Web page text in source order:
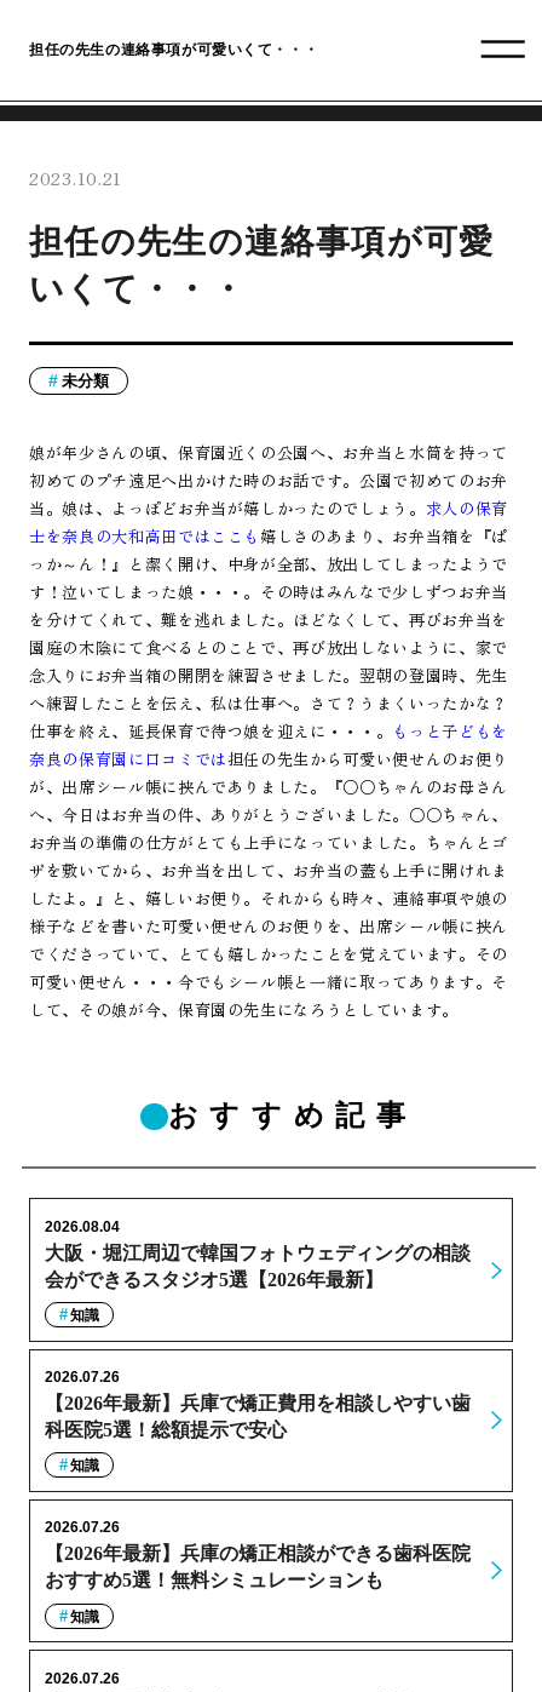
担任の先生の連絡事項が可愛いくて・・・
2023.10.21
担任の先生の連絡事項が可愛
いくて・・・
未分類
娘が年少さんの頃、保育園近くの公園へ、お弁当と水筒を持って
初めてのプチ遠足へ出かけた時のお話です。公園で初めてのお弁
当。娘は、よっぽどお弁当が嬉しかったのでしょう。 求人の保育
士を奈良の大和高田ではここも 嬉しさのあまり、お弁当箱を『ぱ
っか～ん！』と潔く開け、中身が全部、放出してしまったようで
す！泣いてしまった娘・・・。その時はみんなで少しずつお弁当
を分けてくれて、難を逃れました。ほどなくして、再びお弁当を
園庭の木陰にて食べるとのことで、再び放出しないように、家で
念入りにお弁当箱の開閉を練習させました。翌朝の登園時、先生
へ練習したことを伝え、私は仕事へ。さて？うまくいったかな？
仕事を終え、延長保育で待つ娘を迎えに・・・。 もっと子どもを
奈良の保育園に口コミでは担任の先生から可愛い便せんのお便り
が、出席シール帳に挟んでありました。『○○ちゃんのお母さん
へ、今日はお弁当の件、ありがとうございました。○○ちゃん、
お弁当の準備の仕方がとても上手になっていました。ちゃんとゴ
ザを敷いてから、お弁当を出して、お弁当の蓋も上手に開けれま
したよ。』と、嬉しいお便り。それからも時々、連絡事項や娘の
様子などを書いた可愛い便せんのお便りを、出席シール帳に挟ん
でくださっていて、とても嬉しかったことを覚えています。その
可愛い便せん・・・今でもシール帳と一緒に取ってあります。そ
して、その娘が今、保育園の先生になろうとしています。
おすすめ記事
大阪・堀江周辺で韓国フォトウェディングの相談
会ができるスタジオ5選【2026年最新】
2026.08.04
知識
【2026年最新】兵庫で矯正費用を相談しやすい歯
科医院5選！総額提示で安心
2026.07.26
知識
【2026年最新】兵庫の矯正相談ができる歯科医院
おすすめ5選！無料シミュレーションも
2026.07.26
知識
2026.07.26